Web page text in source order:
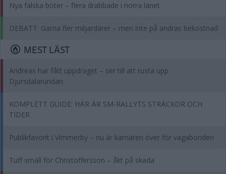
Nya falska böter – flera drabbade i norra länet
DEBATT: Gärna fler miljardärer – men inte på andras bekostnad
MEST LÄST
Andreas har fått uppdraget – ser till att rusta upp
Djursdalarundan
KOMPLETT GUIDE: HÄR ÄR SM-RALLYTS STRÄCKOR OCH
TIDER
Publikfavorit i Vimmerby – nu är karriären över för vagabonden
Tuff smäll för Christoffersson – åkt på skada